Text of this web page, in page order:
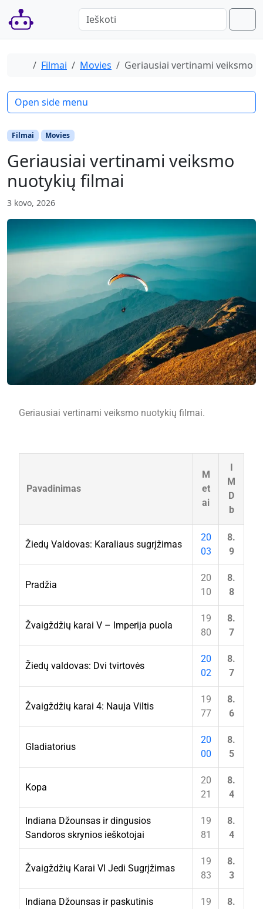
Skip to content
Skip to footer
When autocomplete results are
Home
Filmai Movies Geriausiai vertinami veiksmo
Filmai Movies
Geriausiai vertinami veiksmo
nuotykių filmai
3 kovo, 2026
Geriausiai vertinami veiksmo nuotykių filmai.
Pavadinimas
M
et
ai
I
M
D
b
Žiedų Valdovas: Karaliaus sugrįžimas
20
03
8.
9
Pradžia
20
10
8.
8
Žvaigždžių karai V – Imperija puola
19
80
8.
7
Žiedų valdovas: Dvi tvirtovės
20
02
8.
7
Žvaigždžių karai 4: Nauja Viltis
19
77
8.
6
Gladiatorius
20
00
8.
5
Kopa
20
21
8.
4
Indiana Džounsas ir dingusios
Sandoros skrynios ieškotojai
19
81
8.
4
Žvaigždžių Karai VI Jedi Sugrįžimas
19
83
8.
3
Indiana Džounsas ir paskutinis
19
8.
Open side menu